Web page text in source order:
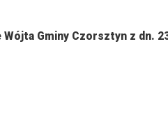
Wójta Gminy Czorsztyn z dn.